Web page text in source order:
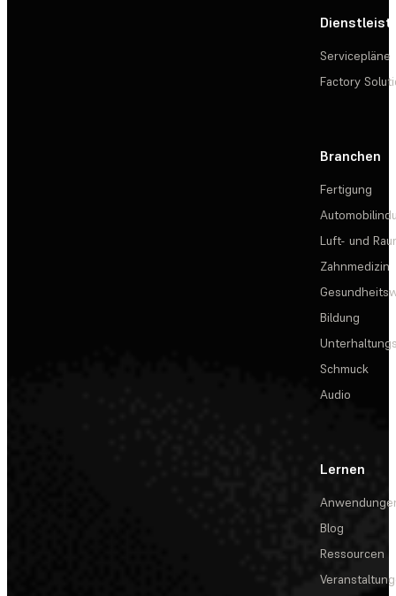
Servicepläne
Factory
Branchen
Fertigung
Luft- und
Zahnmedizin
Bildung
Schmuck
Audio
Lernen
Blog
Ressourcen